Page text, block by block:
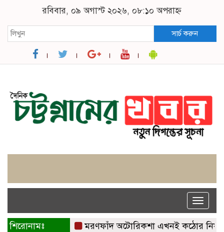
রবিবার, ০৯ অগাস্ট ২০২৬, ০৮:১০ অপরাহ্ন
সার্চ করুন
Toggle
শিরোনামঃ মরণফাঁদ অটোরিকশা এখনই কঠোর নিয়ন্ত্রণ